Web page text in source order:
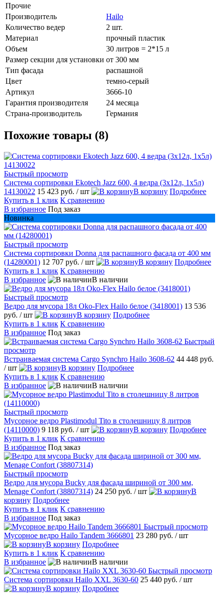
Прочие
Производитель
Hailo
Количество ведер
2 шт.
Материал
прочный пластик
Объем
30 литров = 2*15 л
Размер секции для установки от 300 мм
Тип фасада
распашной
Цвет
темно-серый
Артикул
3666-10
Гарантия производителя
24 месяца
Страна-производитель
Германия
Похожие товары (8)
Быстрый просмотр
Система сортировки Ekotech Jazz 600, 4 ведра (3х12л, 1х5л)
14130022 15 423 руб. / шт В корзину Подробнее
Купить в 1 клик К сравнению
В избранное Под заказ
Новинка
Быстрый просмотр
Система сортировки Donna для распашного фасада от 400 мм
(14280001) 12 707 руб. / шт В корзину Подробнее
Купить в 1 клик К сравнению
В избранное
В наличии
Быстрый просмотр
Ведро для мусора 18л Oko-Flex Hailo белое (3418001) 13 536
руб. / шт В корзину Подробнее
Купить в 1 клик К сравнению
В избранное Под заказ
Быстрый
просмотр
Встраиваемая система Cargo Synchro Hailo 3608-62 44 448 руб.
/ шт
В корзину Подробнее
Купить в 1 клик К сравнению
В избранное
В наличии
Быстрый просмотр
Мусорное ведро Plastimodul Tito в столешницу 8 литров
(14110000) 9 118 руб. / шт В корзину Подробнее
Купить в 1 клик К сравнению
В избранное Под заказ
Быстрый просмотр
Ведро для мусора Bucky для фасада шириной от 300 мм,
Menage Confort (38807314) 24 250 руб. / шт
В
корзину Подробнее
Купить в 1 клик К сравнению
В избранное Под заказ
Быстрый просмотр
Мусорное ведро Hailo Tandem 3666801 23 280 руб. / шт
В корзину Подробнее
Купить в 1 клик К сравнению
В избранное
В наличии
Быстрый просмотр
Система сортировки Hailo XXL 3630-60 25 440 руб. / шт
В корзину Подробнее